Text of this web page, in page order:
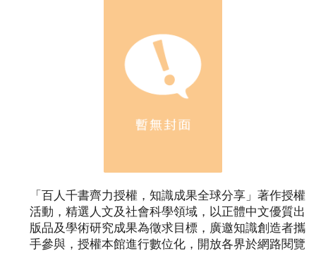
「百人千書齊力授權，知識成果全球分享」著作授權
活動，精選人文及社會科學領域，以正體中文優質出
版品及學術研究成果為徵求目標，廣邀知識創造者攜
手參與，授權本館進行數位化，開放各界於網路閱覽